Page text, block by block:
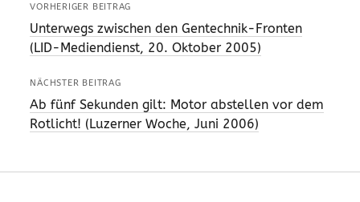
VORHERIGER BEITRAG
Unterwegs zwischen den Gentechnik-Fronten
(LID-Mediendienst, 20. Oktober 2005)
NÄCHSTER BEITRAG
Ab fünf Sekunden gilt: Motor abstellen vor dem
Rotlicht! (Luzerner Woche, Juni 2006)